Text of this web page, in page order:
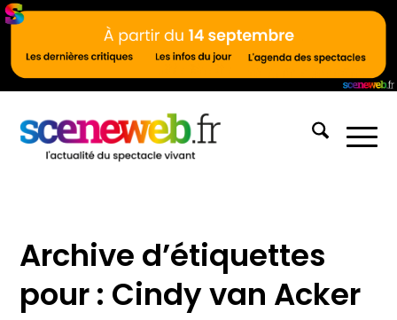
Archive d’étiquettes
pour : Cindy van Acker